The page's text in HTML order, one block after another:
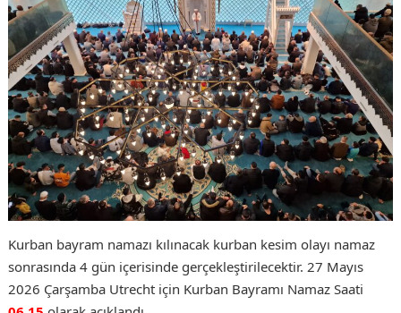
Kurban bayram namazı kılınacak kurban kesim olayı namaz
sonrasında 4 gün içerisinde gerçekleştirilecektir. 27 Mayıs
2026 Çarşamba Utrecht için Kurban Bayramı Namaz Saati